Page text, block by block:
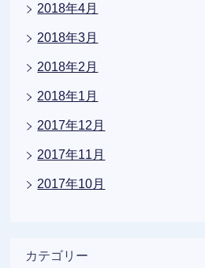
2018年4月
2018年3月
2018年2月
2018年1月
2017年12月
2017年11月
2017年10月
カテゴリー